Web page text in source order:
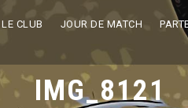
CLUB JOUR DE MATCH
IMG_8121